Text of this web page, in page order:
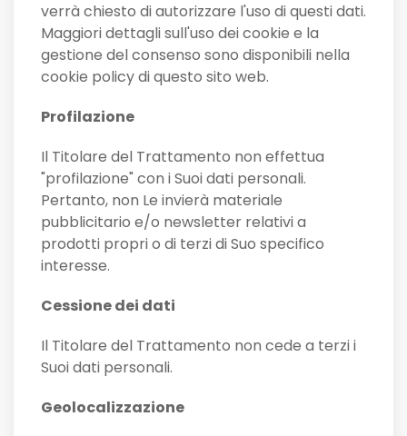
verrà chiesto di autorizzare l'uso di questi dati.
Maggiori dettagli sull'uso dei cookie e la
gestione del consenso sono disponibili nella
cookie policy di questo sito web.
Profilazione
Il Titolare del Trattamento non effettua
"profilazione" con i Suoi dati personali.
Pertanto, non Le invierà materiale
pubblicitario e/o newsletter relativi a
prodotti propri o di terzi di Suo specifico
interesse.
Cessione dei dati
Il Titolare del Trattamento non cede a terzi i
Suoi dati personali.
Geolocalizzazione